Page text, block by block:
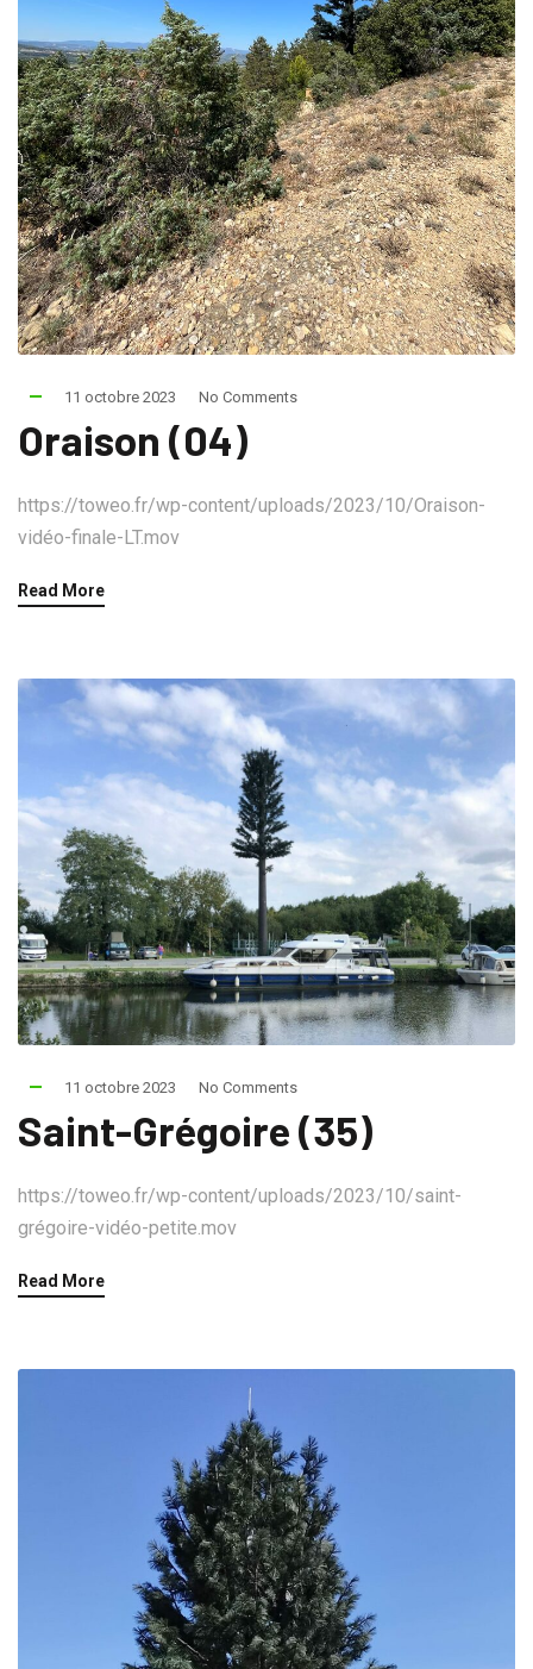
11 octobre 2023 No Comments
Oraison (04)
https://toweo.fr/wp-content/uploads/2023/10/Oraison-
vidéo-finale-LT.mov
Read More
11 octobre 2023 No Comments
Saint-Grégoire (35)
https://toweo.fr/wp-content/uploads/2023/10/saint-
grégoire-vidéo-petite.mov
Read More